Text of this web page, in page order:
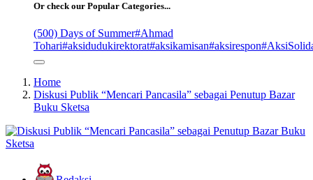
Or check our Popular Categories...
(500) Days of Summer#Ahmad
Tohari#aksidudukirektorat#aksikamisan#aksirespon
Home
Diskusi Publik “Mencari Pancasila” sebagai Penutup Bazar
Buku Sketsa